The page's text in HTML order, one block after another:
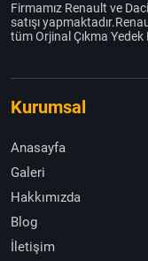
Firmamız Renault ve
satışı
tüm Orjinal Çıkma
Kurumsal
Anasayfa
Galeri
Hakkımızda
Blog
İletişim